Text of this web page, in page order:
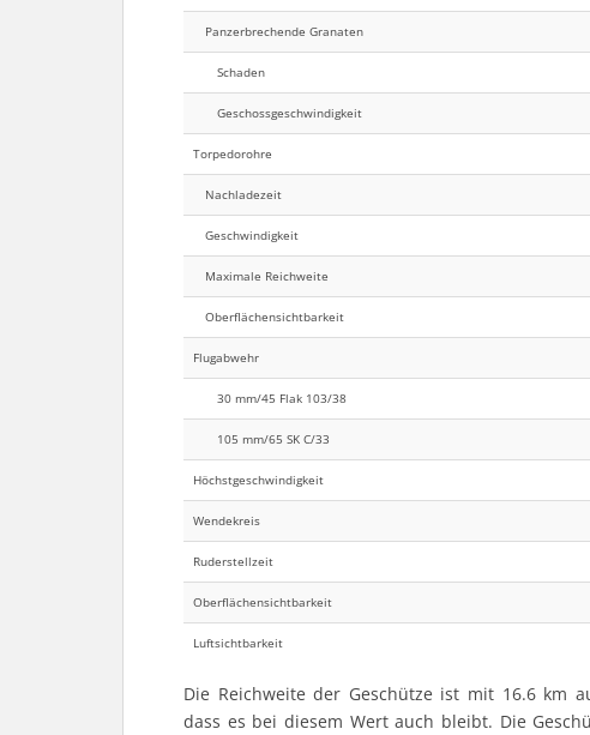
Panzerbrechende Granaten
Schaden
Geschossgeschwindigkeit
Torpedorohre
Nachladezeit
Geschwindigkeit
Maximale Reichweite
Oberflächensichtbarkeit
Flugabwehr
30 mm/45 Flak 103/38
105 mm/65 SK C/33
Höchstgeschwindigkeit
Wendekreis
Ruderstellzeit
Oberflächensichtbarkeit
Luftsichtbarkeit
Die Reichweite der Geschütze ist mit 16.6 km
dass es bei diesem Wert auch bleibt. Die